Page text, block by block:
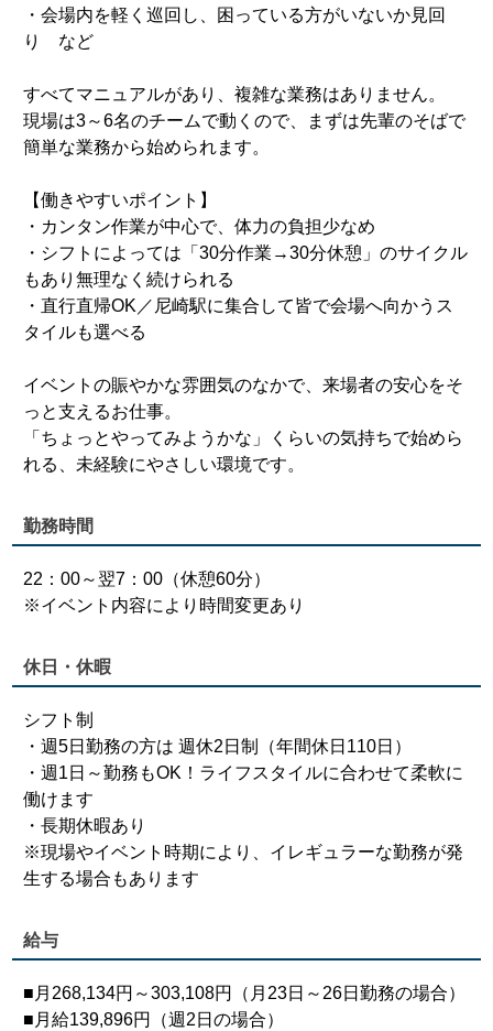
・会場内を軽く巡回し、困っている方がいないか見回
り など
すべてマニュアルがあり、複雑な業務はありません。
現場は3～6名のチームで動くので、まずは先輩のそばで
簡単な業務から始められます。
【働きやすいポイント】
・カンタン作業が中心で、体力の負担少なめ
・シフトによっては「30分作業→30分休憩」のサイクル
もあり無理なく続けられる
・直行直帰OK／尼崎駅に集合して皆で会場へ向かうス
タイルも選べる
イベントの賑やかな雰囲気のなかで、来場者の安心をそ
っと支えるお仕事。
「ちょっとやってみようかな」くらいの気持ちで始めら
れる、未経験にやさしい環境です。
勤務時間
22：00～翌7：00（休憩60分）
※イベント内容により時間変更あり
休日・休暇
シフト制
・週5日勤務の方は 週休2日制（年間休日110日）
・週1日～勤務もOK！ライフスタイルに合わせて柔軟に
働けます
・長期休暇あり
※現場やイベント時期により、イレギュラーな勤務が発
生する場合もあります
給与
■月268,134円～303,108円（月23日～26日勤務の場合）
■月給139,896円（週2日の場合）